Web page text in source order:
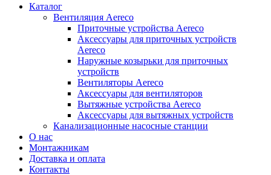
Каталог
Вентиляция Aereco
Приточные устройства Aereco
Аксессуары для приточных устройств
Aereco
Наружные козырьки для приточных
устройств
Вентиляторы Aereco
Аксессуары для вентиляторов
Вытяжные устройства Aereco
Аксессуары для вытяжных устройств
Канализационные насосные станции
О нас
Монтажникам
Доставка и оплата
Контакты